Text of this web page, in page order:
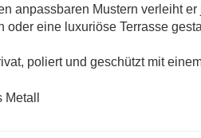
anpassbaren Mustern verleiht
oder eine luxuriöse Terrasse
poliert und geschützt mit